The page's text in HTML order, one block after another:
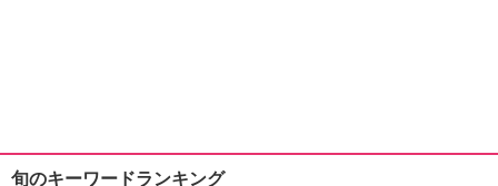
旬のキーワードランキング